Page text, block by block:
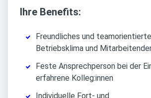
Ihre Benefits:
Freundliches und
Betriebsklima und
Feste Ansprechperson bei der
erfahrene Kolleg:innen
Individuelle Fort- und